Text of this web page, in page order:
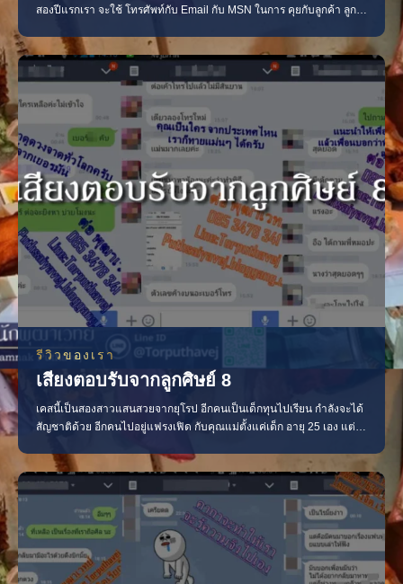
สองปีแรกเรา จะใช้ โทรศัพท์กับ Email กับ MSN ในการ คุยกับลูกค้า ลูก
ทำพิธีสำเร็จนับ ร้อยๆ แล้วครับ เคสน้องคนนี้เป็นเด็กมหา’ลัย ชอบโทรมา
คุย โทรมาเล่า ทีละนานๆ ไอ
รีวิวของเรา
เสียงตอบรับจากลูกศิษย์ 8
เคสนี้เป็นสองสาวแสนสวยจากยุโรป อีกคนเป็นเด็กทุนไปเรียน กำลังจะได้
สัญชาติด้วย อีกคนไปอยู่แฟรงเฟิด กับคุณแม่ตั้งแค่เด็ก อายุ 25 เอง แต่
มาก จึงแนะนำเพื่อนเธอมาให้อีก เพราะช่วงนั้นเพื่อนเธอเลิกกับแฟน ตีกับ
แฟนแขนหักเข้าเฝือกกันเลย จะแจ้งตำร